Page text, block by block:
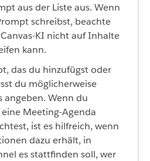
aus der Liste aus. Wenn
schreibst, beachte
KI nicht auf Inhalte
kann.
das du hinzufügst oder
du möglicherweise
angeben. Wenn du
eine Meeting-Agenda
ist es hilfreich, wenn
dazu erhält, in
es stattfinden soll, wer